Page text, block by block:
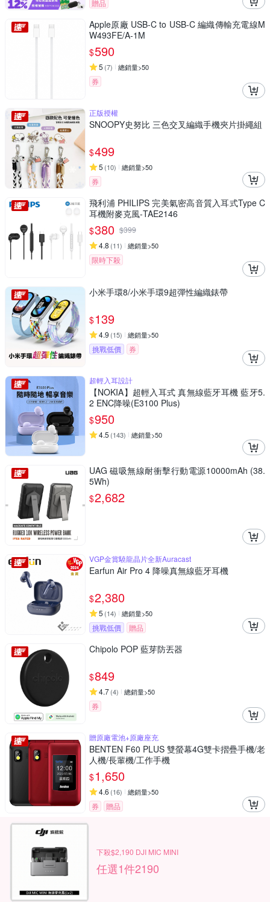
贈品
Apple原廠 USB-C to USB-C 編織傳輸充電線M
W493FE/A-1M
$590
5 (7) 總銷量>50
券
正版授權
SNOOPY史努比 三色交叉編織手機夾片掛繩組
$499
5 (10) 總銷量>50
券
飛利浦 PHILIPS 完美氣密高音質入耳式Type C
耳機附麥克風-TAE2146
$380 $399
4.8 (11) 總銷量>50
限時下殺
小米手環8/小米手環9超彈性編織錶帶
$139
4.9 (15) 總銷量>50
挑戰低價 券
超輕入耳設計
【NOKIA】超輕入耳式 真無線藍牙耳機 藍牙5.
2 ENC降噪(E3100 Plus)
$950
4.5 (143) 總銷量>50
UAG 磁吸無線耐衝擊行動電源10000mAh (38.
5Wh)
$2,682
VGP金賞驍龍晶片全新Auracast
Earfun Air Pro 4 降噪真無線藍牙耳機
$2,380
5 (14) 總銷量>50
挑戰低價 贈品
Chipolo POP 藍芽防丟器
$849
4.7(4) 總銷量>50
券
贈原廠電池+原廠座充
BENTEN F60 PLUS 雙螢幕4G雙卡摺疊手機/老
人機/長輩機/工作手機
$1,650
4.6 (16) 總銷量>50
券 贈品
下殺$2,190 DJI MIC MINI
任選1件2190